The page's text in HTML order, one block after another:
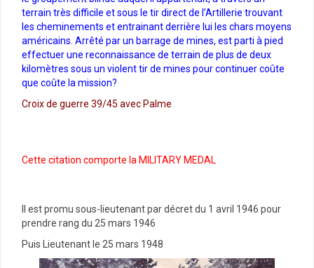
terrain très difficile et sous le tir direct de l’Artillerie trouvant
les cheminements et entrainant derrière lui les chars moyens
américains. Arrêté par un barrage de mines, est parti à pied
effectuer une reconnaissance de terrain de plus de deux
kilomètres sous un violent tir de mines pour continuer coûte
que coûte la mission?
Croix de guerre 39/45 avec Palme
Cette citation comporte la MILITARY MEDAL
Il est promu sous-lieutenant par décret du 1 avril 1946 pour
prendre rang du 25 mars 1946
Puis Lieutenant le 25 mars 1948